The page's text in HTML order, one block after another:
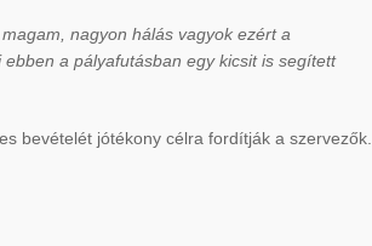
nagyon hálás vagyok ezért a
a pályafutásban egy kicsit is segített
bevételét jótékony célra fordítják a szervezők.